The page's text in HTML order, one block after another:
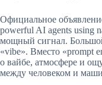
Официальное
powerful AI agents using
мощный сигнал.
«vibe». Вместо «prompt
о вайбе, атмосфере и
между человеком и